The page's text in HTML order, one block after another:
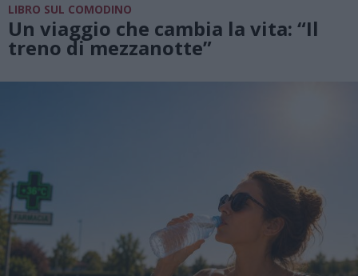
LIBRO SUL COMODINO
Un viaggio che cambia la vita: “Il
treno di mezzanotte”